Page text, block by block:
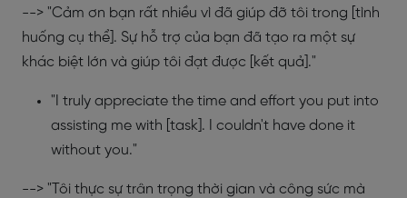
--> "Cảm ơn bạn rất nhiều vì đã giúp đỡ tôi trong [tình
huống cụ thể]. Sự hỗ trợ của bạn đã tạo ra một sự
khác biệt lớn và giúp tôi đạt được [kết quả]."
"I truly appreciate the time and effort you put into
assisting me with [task]. I couldn't have done it
without you."
--> "Tôi thực sự trân trọng thời gian và công sức mà